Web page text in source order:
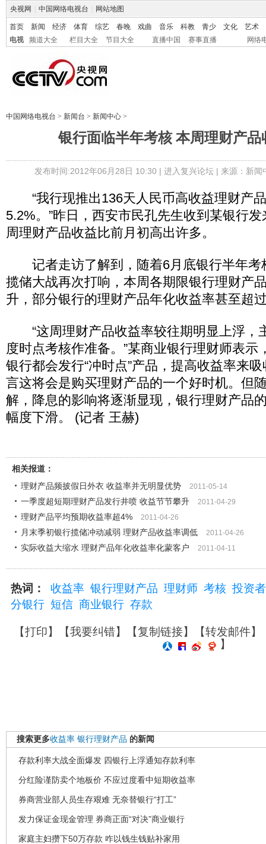
央视网 中国网络电视台 网站地图
首页 新闻 经济 体育 综艺 春晚 戏曲 音乐 科教 青少 文化
艺术
电视
频道大全 栏目大全 节目大全 直播中国 赛事直播 网络
中国网络电视台 > 新闻台 > 新闻中心 >
银行面临半年考核 本周理财产品
发布时间:2012年06月28日 10:30 | 进入复兴论坛 | 来源：新
“我行现推出136天人民币高收益理财产
5.2%。”昨日，西安市民孔先生收到某银行
周理财产品收益比前月初高出许多。
记者走访了解到，随着6月底银行半年考
揽储大战再次打响，本周各期限银行理财产
升，部分银行的理财产品年化收益率甚至超
“这周理财产品收益率较往期明显上浮，
度时点考核作准备。”某商业银行理财师表示
银行都会发行“冲时点”产品，提高收益率来
言这将会是购买理财产品的一个好时机。但
解，降息的影响将逐渐显现，银行理财产品
幅度下滑。 (记者 王赫)
相关报道：
理财产品频披假日外衣 收益率并无明显优势
2011-05-14
一季度超短期理财产品发行井喷 收益节节攀升 2011-04-29
理财产品平均预期收益率超4% 2011-04-26
月末季初银行揽储冲动减弱 理财产品收益率调低 2011-04-26
实际收益大缩水 理财产品年化收益率化蒙客户 2011-04-11
热词： 收益率 银行理财产品 理财师 考核 投资者
分银行 短信 商业银行 存款
【打印】【我要纠错】【复制链接】【转发邮件】
】
搜索更多收益率 银行理财产品 的新闻
存款利率大战全面爆发 四银行上浮通知存款利率
分红险谨防卖个地板价 不应过度看中短期收益率
券商营业部人员生存艰难 无奈替银行“打工”
发力保证金现金管理 券商正面“对决”商业银行
家庭主妇攒下50万存款 咋以钱生钱贴补家用